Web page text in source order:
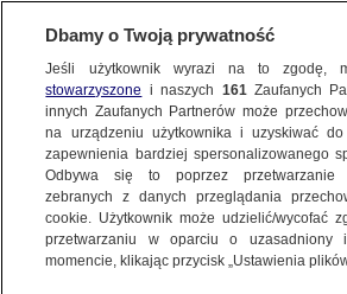
Dbamy o Twoją prywatność
Jeśli użytkownik wyrazi na to zgodę,
stowarzyszone i naszych 161Zaufanych
innych Zaufanych Partnerów może
na urządzeniu użytkownika i uzyskiwać
zapewnienia bardziej spersonalizowanego
Odbywa się to poprzez przetwarzanie
zebranych z danych przeglądania
cookie. Użytkownik może udzielić/wycofać
przetwarzaniu w oparciu o uzasadniony
momencie, klikając przycisk „Ustawienia